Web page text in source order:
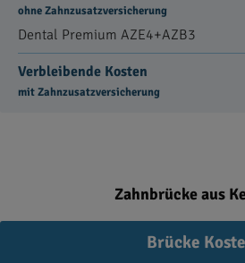
ohne Zahnzusatzversicherung
Dental Premium AZE4+AZB3
Verbleibende Kosten
mit Zahnzusatzversicherung
Zahnbrücke aus
Brücke